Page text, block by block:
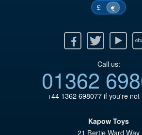
£ €
Twitter Youtube Ebay
Call us:
01362
+44 1362 698077if you're not
Kapow Toys
21 Bertie Ward Way